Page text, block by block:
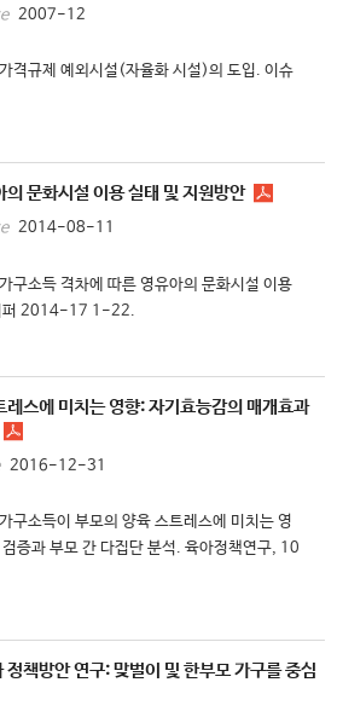
2007-12
규제 예외시설(자율화 시설)의 도입. 이슈
문화시설 이용 실태 및 지원방안
2014-08-11
소득 격차에 따른 영유아의 문화시설 이용
퍼 2014-17 1-22.
스에 미치는 영향: 자기효능감의 매개효과
2016-12-31
소득이 부모의 양육 스트레스에 미치는 영
증과 부모 간 다집단 분석. 육아정책연구, 10
책방안 연구: 맞벌이 및 한부모 가구를 중심